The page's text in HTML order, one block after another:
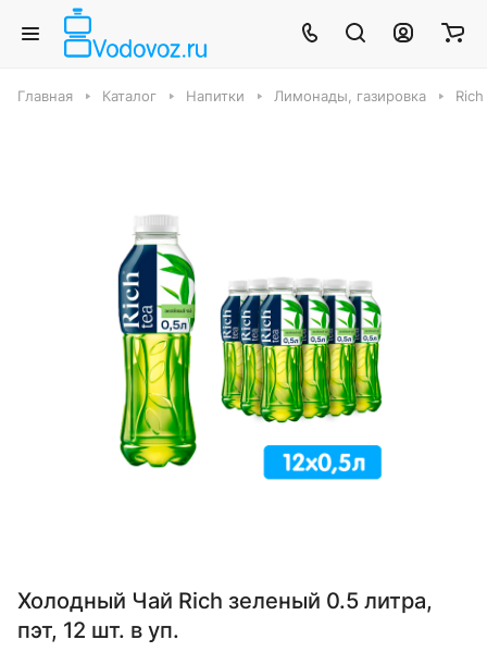
Главная Каталог Напитки Лимонады, газировка Rich
Холодный Чай Rich зеленый 0.5 литра,
пэт, 12 шт. в уп.